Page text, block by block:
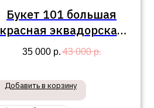
Букет 101 большая
красная эквадорская
роза
35 000 р. 43 000 р.
Добавить в корзину